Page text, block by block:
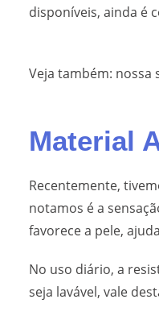
disponíveis, ainda é
Veja também: nossa
Material
Recentemente,
notamos é a
favorece a pele,
No uso diário, a
seja lavável, vale